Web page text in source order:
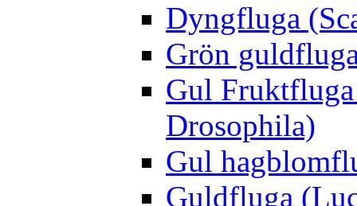
Dyngfluga
Grön
Gul
Drosophila)
Gul
Guldfluga